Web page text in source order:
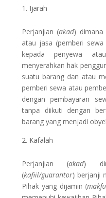
Ijarah
Perjanjian (akad) dimana
atau jasa (pemberi
kepada penyewa
menyerahkan hak
suatu barang dan atau
pemberi sewa atau
dengan pembayaran
tanpa diikuti dengan
barang yang menjadi
Kafalah
Perjanjian (akad)
(kafiil/guarantor) berjanji
Pihak yang dijamin (